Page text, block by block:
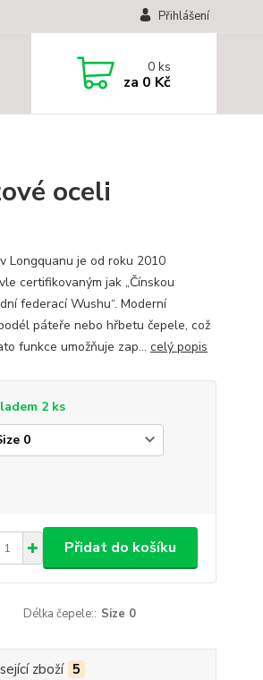
Přihlášení
0ks
za 0 Kč
oceli
Longquanu je od roku 2010
certifikovaným jak „Čínskou
federací Wushu“. Moderní
páteře nebo hřbetu čepele, což
funkce umožňuje zap... celý popis
2 ks
Přidat do košíku
Délka čepele:: Size 0
zboží 5